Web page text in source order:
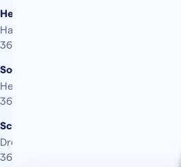
Heringen
Hauptstraße 13
36266 Heringen (Werra)
Sontra
Herrenstraße 17
36205 Sontra
Schenklengsfeld
Dreienbergstraße 17
36277 Schenklengsfeld